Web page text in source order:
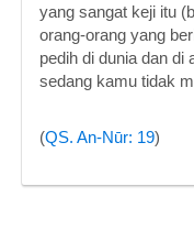
yang sangat keji itu
orang-orang yang
pedih di dunia dan di
sedang kamu tidak
(QS. An-Nūr: 19)